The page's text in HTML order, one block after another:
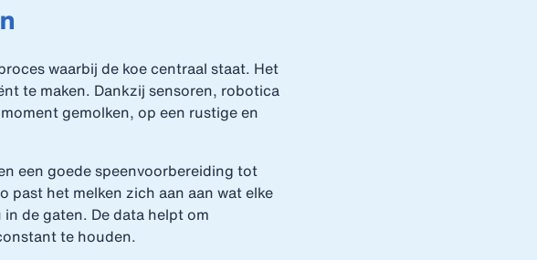
waarbij de koe centraal staat. Het
te maken. Dankzij sensoren, robotica
gemolken, op een rustige en
een goede speenvoorbereiding tot
past het melken zich aan aan wat elke
de gaten. De data helpt om
te houden.